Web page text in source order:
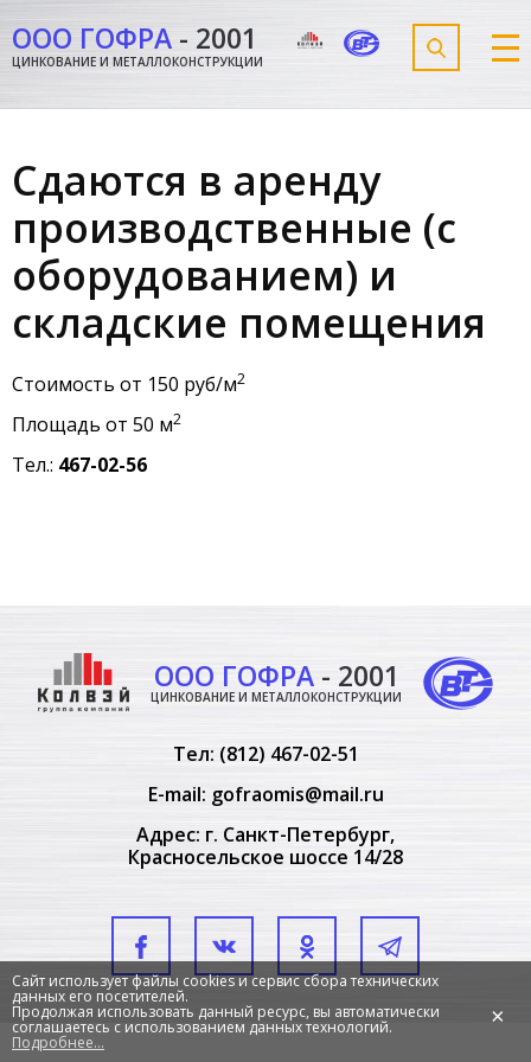
ООО ГОФРА - 2001
ЦИНКОВАНИЕ И МЕТАЛЛОКОНСТРУКЦИИ
Cдаются в аренду
производственные (с
оборудованием) и
складские помещения
Стоимость от 150 руб/м2
Площадь от 50 м2
Тел.: 467-02-56
ООО ГОФРА- 2001
ЦИНКОВАНИЕ И МЕТАЛЛОКОНСТРУКЦИИ
Тел: (812) 467-02-51
E-mail: gofraomis@mail.ru
Адрес: г. Санкт-Петербург,
Красносельское шоссе 14/28
×
Сайт использует файлы cookies и сервис сбора технических
данных его посетителей.
Продолжая использовать данный ресурс, вы автоматически
соглашаетесь с использованием данных технологий.
Подробнее...